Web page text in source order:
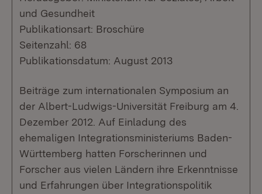
und Gesundheit
Publikationsart: Broschüre
Seitenzahl: 68
Publikationsdatum: August 2013
Beiträge zum internationalen Symposium an
der Albert-Ludwigs-Universität Freiburg am 4.
Dezember 2012. Auf Einladung des
ehemaligen Integrationsministeriums Baden-
Württemberg hatten Forscherinnen und
Forscher aus vielen Ländern ihre Erkenntnisse
und Erfahrungen über Integrationspolitik